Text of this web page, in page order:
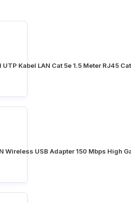
Kabel LAN Cat 5e 1.5 Meter RJ45
Wireless USB Adapter 150 Mbps High